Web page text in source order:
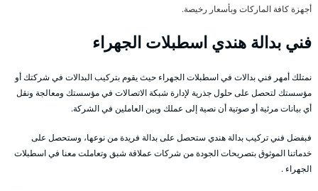
أجهزة كافة الماركات وبأسعار رخيصة.
فني بدالة هندي اسطبلات الجهراء
نمتلك أمهر فني بدالات في اسطبلات الجهراء حيث يقوم بتركيب البدالات في شركتك أو
مؤسستك لتحصل على حلول جذرية لإدارة شبكة الاتصالات في مؤسستك ومعالجة ونقل
أي بيانات مرئية أو صوتية أن نصية إلى عملك وبين العاملين في الشركة.
فبفضل فني تركيب بدالة هندي ستحصل على بدالة فريدة من نوعها، وستحصل على
خدماتنا الموثوق بتصريحات الجودة من شركات عملاقة شبق وتعاملت معنا في اسطبلات
الجهراء .